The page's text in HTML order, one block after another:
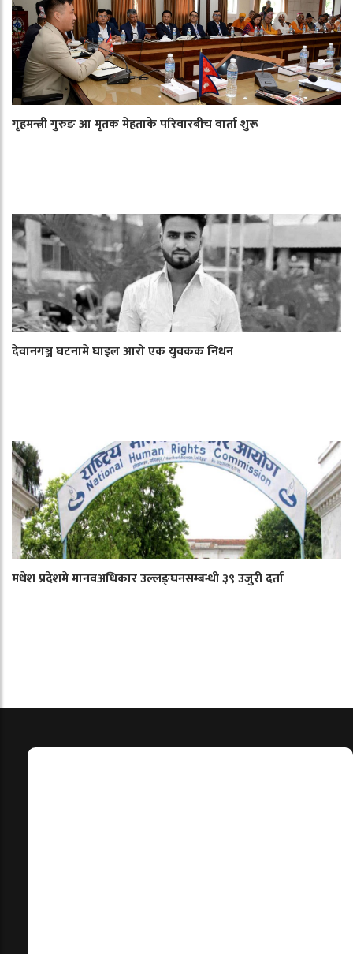
गृहमन्त्री गुरुङ आ मृतक मेहताके परिवारबीच वार्ता शुरू
देवानगञ्ज घटनामे घाइल आरो एक युवकक निधन
मधेश प्रदेशमे मानवअधिकार उल्लङ्घनसम्बन्धी ३९ उजुरी दर्ता